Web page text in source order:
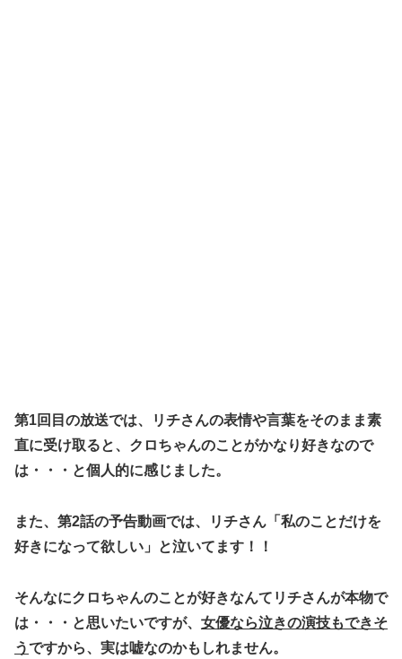
第1回目の放送では、リチさんの表情や言葉をそのまま素
直に受け取ると、 クロちゃんのことがかなり好きなので
は ・・・と個人的に感じました。
また、第2話の予告動画では、リチさん 「私のことだけを
好きになって欲しい」
と泣いてます！！
そんなにクロちゃんのことが好きなんてリチさんが本物で
は・・・と思いたいですが、 女優なら泣きの演技もできそ
うですから、実は嘘なのかもしれません。